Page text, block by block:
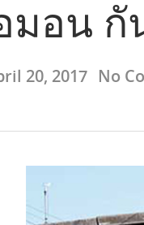
มอน กั
20, 2017 No